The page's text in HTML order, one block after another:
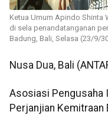
Ketua Umum Apindo Shinta
di sela penandatanganan
Badung, Bali, Selasa (23/9/
Nusa Dua, Bali
Asosiasi Pengusaha
Perjanjian